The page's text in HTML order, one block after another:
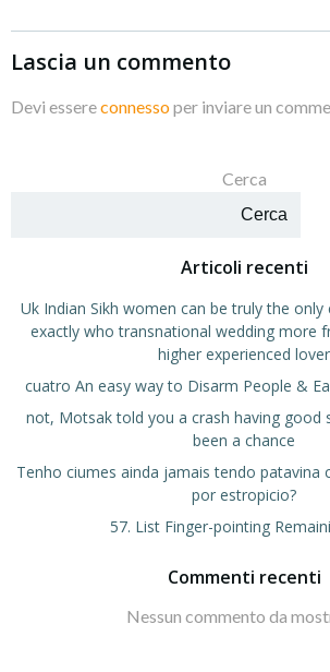
Lascia un commento
Devi essereconnessoper inviare un
Cerca
Cerca
Articoli recenti
Uk Indian Sikh women can be truly the only
exactly who transnational wedding more
higher experienced lover
cuatro An easy way to Disarm People &
not, Motsak told you a crash having good
been a chance
Tenho ciumes ainda jamais tendo patavina
por estropicio?
57. List Finger-pointing
Commenti recenti
Nessun commento da